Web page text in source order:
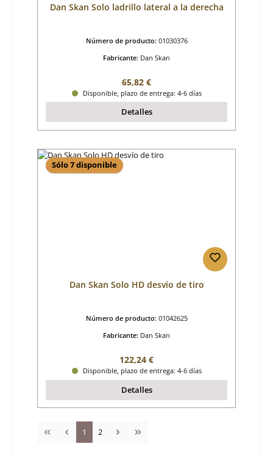
Dan Skan Solo ladrillo lateral a la derecha
Número de producto: 01030376
Fabricante: Dan Skan
Precio normal:
65,82 €
Disponible, plazo de entrega: 4-6 días
Detalles
Sólo 7 disponible
Dan Skan Solo HD desvío de tiro
Número de producto: 01042625
Fabricante: Dan Skan
Precio normal:
122,24 €
Disponible, plazo de entrega: 4-6 días
Detalles
Página
1 Página
2